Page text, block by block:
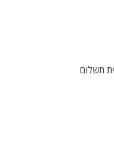
תשלום